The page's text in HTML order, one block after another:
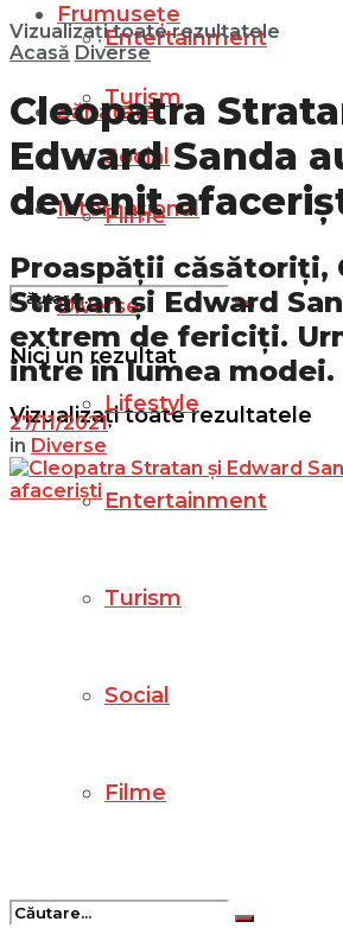
Entertainment
Turism
Social
Filme
Nici un rezultat
Vizualizați toate rezultatele
Frumusețe
Sănătate
Internațional
Diverse
Lifestyle
Entertainment
Turism
Social
Filme
Vizualizați toate rezultatele
Acasă Diverse
Cleopatra
Edward Sanda
devenit
Proaspății căsătoriți,
Stratan și Edward
extrem de fericiți.
intre în lumea modei.
27/11/2021
in Diverse